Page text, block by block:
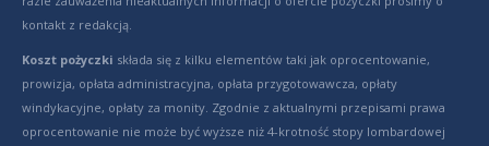
kontakt z redakcją.
Koszt pożyczki składa się z kilku elementów taki jak oprocentowanie,
prowizja, opłata administracyjna, opłata przygotowawcza, opłaty
windykacyjne, opłaty za monity. Zgodnie z aktualnymi przepisami prawa
oprocentowanie nie może być wyższe niż 4-krotność stopy lombardowej